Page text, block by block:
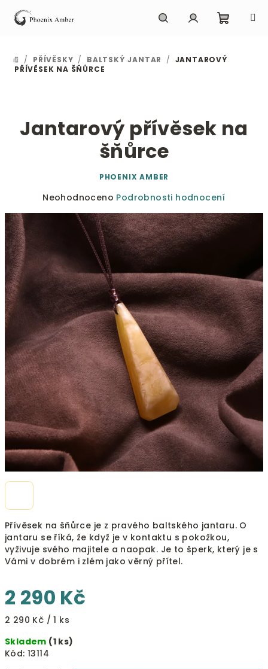
obsah
DOMŮ
/ PŘÍVĚSKY / BALTSKÝ JANTAR / JANTAROVÝ
PŘÍVĚSEK NA ŠŇŮRCE
Přívěsek na šňůrce je z pravého baltského jantaru. O
jantaru se říká, že když je v kontaktu s pokožkou,
vyživuje svého majitele a naopak. Je to šperk, který je s
Vámi v dobrém i zlém jako věrný přítel.
2 290 Kč
Měrná
2 290 Kč / 1 ks
Skladem (1 ks)
Kód: 13114
Jantarový přívěsek na
šňůrce
PHOENIX AMBER
Průměrné
produktu
je
0,0
z
hvězdiček.
Neohodnoceno Podrobnosti hodnocení